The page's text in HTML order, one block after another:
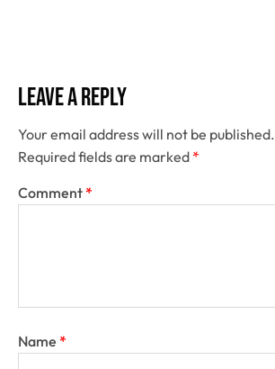
Leave a Reply
Your email address will not be published.
Required fields are marked *
Comment*
Name *